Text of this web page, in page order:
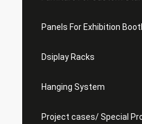
Panels For Exhibition
Dsiplay Racks
Hanging System
Project cases/ Special